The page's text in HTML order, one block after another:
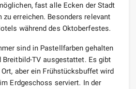
fast alle Ecken der Stadt
zu erreichen. Besonders relevant
während des Oktoberfestes.
sind in Pastellfarben gehalten
Breitbild-TV ausgestattet. Es gibt
aber ein Frühstücksbuffet wird
Erdgeschoss serviert. In der